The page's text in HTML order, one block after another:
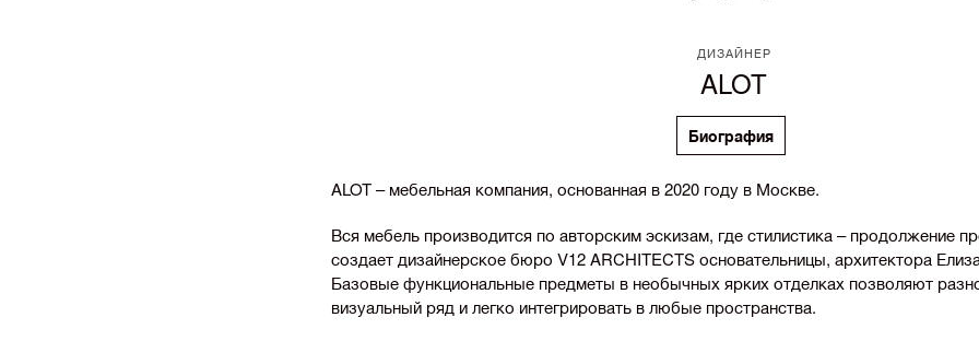
ДИЗАЙНЕР
ALOT
Биография
ALOT – мебельная компания, основанная в 2020 году в Москве.
Вся мебель производится по авторским эскизам, где стилистика – продолжение
создает дизайнерское бюро V12 ARCHITECTS основательницы, архитектора
Базовые функциональные предметы в необычных ярких отделках позволяют
визуальный ряд и легко интегрировать в любые пространства.